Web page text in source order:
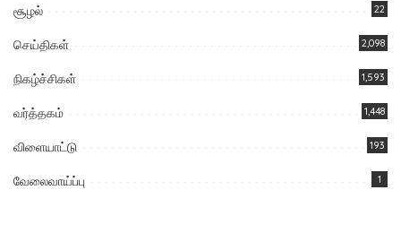
சூழல் 22
செய்திகள் 2,098
நிகழ்ச்சிகள் 1,593
வர்த்தகம் 1,448
விளையாட்டு 193
வேலைவாய்ப்பு 1